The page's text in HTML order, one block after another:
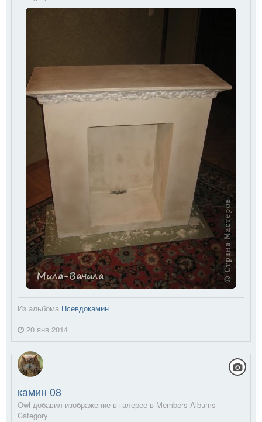
Из альбома Псевдокамин
20 янв 2014
камин 08
Owl добавил изображение в галерее в Members Albums
Category